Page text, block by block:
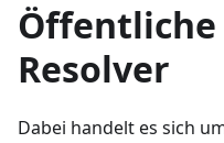
Öffentliche
Resolver
Dabei handelt es sich